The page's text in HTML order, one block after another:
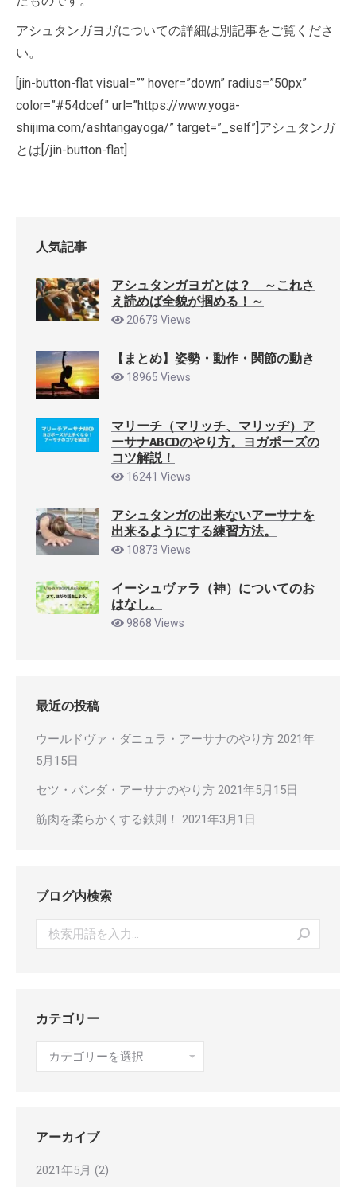
アシュタンガヨガについての詳細は別記事をご覧くださ
い。
[jin-button-flat visual=”” hover=”down” radius=”50px”
color=”#54dcef” url=”https://www.yoga-
shijima.com/ashtangayoga/” target=”_self”]アシュタンガ
とは[/jin-button-flat]
人気記事
アシュタンガヨガとは？ ～これさ
え読めば全貌が掴める！～
20679 Views
【まとめ】姿勢・動作・関節の動き
18965 Views
マリーチ（マリッチ、マリッヂ）ア
ーサナABCDのやり方。ヨガポーズの
コツ解説！
16241 Views
アシュタンガの出来ないアーサナを
出来るようにする練習方法。
10873 Views
イーシュヴァラ（神）についてのお
はなし。
9868 Views
最近の投稿
ウールドヴァ・ダニュラ・アーサナのやり方 2021年
5月15日
セツ・バンダ・アーサナのやり方 2021年5月15日
筋肉を柔らかくする鉄則！ 2021年3月1日
ブログ内検索
Search:
カテゴリー
テ
ー
アーカイブ
2021年5月 (2)